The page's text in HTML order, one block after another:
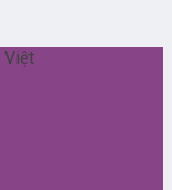
Việt